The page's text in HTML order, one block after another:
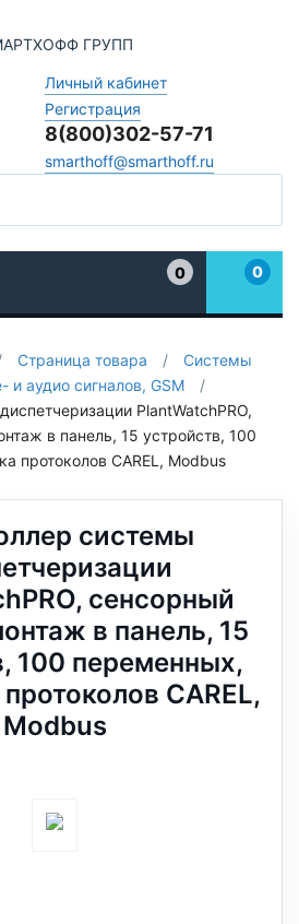
Личный кабинет
Регистрация
8(800)302-57-71
smarthoff@smarthoff.ru
0
0
Страница товара /
Системы
и аудио сигналов, GSM
/
PlantWatchPRO,
в панель, 15 устройств, 100
протоколов CAREL, Modbus
системы
сенсорный
в панель, 15
100 переменных,
CAREL,
Modbus